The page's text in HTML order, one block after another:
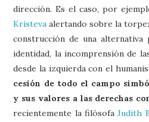
dirección. Es el caso, por
Kristeva alertando sobre la
construcción de una
identidad, la incomprensión de
desde la izquierda con el
cesión de todo el campo
y sus valores a las derechas
recientemente la filósofaJudith